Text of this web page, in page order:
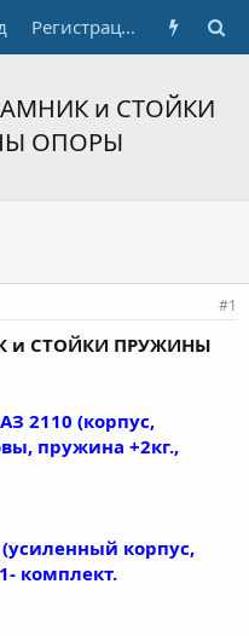
Регистрация
и СТОЙКИ
ОПОРЫ
#1
и СТОЙКИ ПРУЖИНЫ
2110 (корпус,
пружина +2кг.,
корпус,
комплект.